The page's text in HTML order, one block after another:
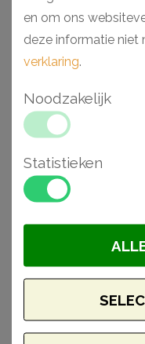
Klaar om te schilderen
Lichtgewicht en
artikelen
en om ons
deze informatie niet
verklaring.
Noodzakelijk
Statistieken